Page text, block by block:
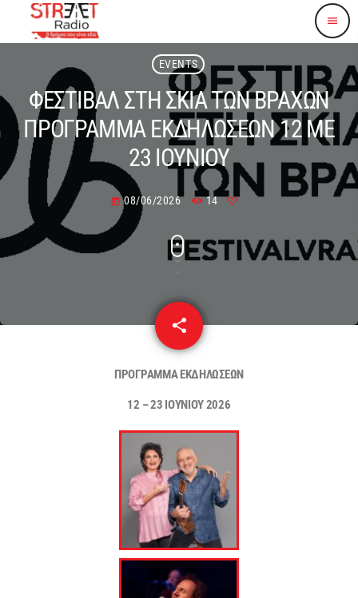
menu
EVENTS
ΦΕΣΤΙΒΑΛ ΣΤΗ ΣΚΙΑ ΤΩΝ ΒΡΑΧΩΝ
ΠΡΟΓΡΑΜΜΑ ΕΚΔΗΛΩΣΕΩΝ 12 ΜΕ
23 ΙΟΥΝΙΟΥ
today 08/06/2026 14
share
email
ΠΡΟΓΡΑΜΜΑ ΕΚΔΗΛΩΣΕΩΝ
12 –23 ΙΟΥΝΙΟΥ 2026